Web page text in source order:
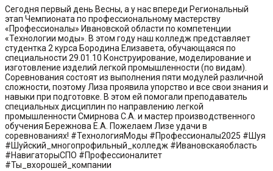
Сегодня первый день Весны, а у нас впереди Региональный
этап Чемпионата по профессиональному мастерству
«Профессионалы» Ивановской области по компетенции
«Технологии моды». В этом году наш колледж представляет
студентка 2 курса Бородина Елизавета, обучающаяся по
специальности 29.01.10 Конструирование, моделирование и
изготовление изделий легкой промышленности (по видам).
Соревнования состоят из выполнения пяти модулей различной
сложности, поэтому Лиза проявила упорство и все свои знания и
навыки при подготовке. В этом ей помогали преподаватель
специальных дисциплин по направлению легкой
промышленности Смирнова С.А. и мастер производственного
обучения Бережнова Е.А. Пожелаем Лизе удачи в
соревнованиях! #ТехнологияМоды #Профессионалы2025 #Шуя
#Шуйский_многопрофильный_колледж #Ивановскаяобласть
#НавигаторыСПО #Профессионалитет
#Ты_вхорошей_компании